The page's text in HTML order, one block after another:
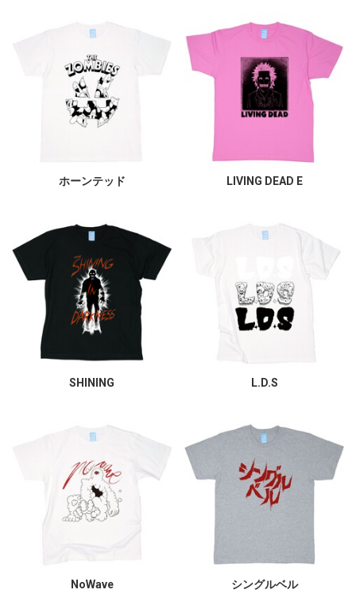
ホーンテッド LIVING DEAD E
SHINING L.D.S
NoWave シングルベル